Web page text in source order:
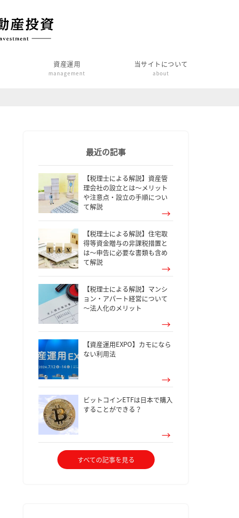
資産運用
management
当サイトについて
about
最近の記事
【税理士による解説】資産管
理会社の設立とは～メリット
や注意点・設立の手順につい
て解説
【税理士による解説】住宅取
得等資金贈与の非課税措置と
は～申告に必要な書類も含め
て解説
【税理士による解説】マンシ
ョン・アパート経営について
～法人化のメリット
【資産運用EXPO】カモになら
ない利用法
ビットコインETFは日本で購入
することができる？
すべての記事を見る